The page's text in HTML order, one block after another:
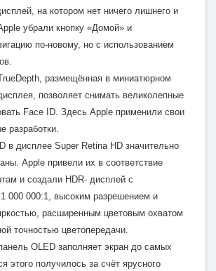
на котором нет ничего лишнего и
убрали кнопку «Домой» и
по-новому, но с использованием
размещённая в миниатюрном
позволяет снимать великолепные
Face ID. Здесь Apple применили свои
разработки.
в дисплее Super Retina HD значительно
Apple привели их в соответствие
и создали HDR- дисплей с
1 000 000:1, высоким разрешением и
расширенным цветовым охватом
точностью цветопередачи.
OLED заполняет экран до самых
этого получилось за счёт ярусного